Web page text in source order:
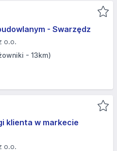
- Swarzędz
o.o.
- 13km)
klienta w markecie
o.o.